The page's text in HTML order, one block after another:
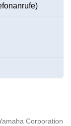
Corporation